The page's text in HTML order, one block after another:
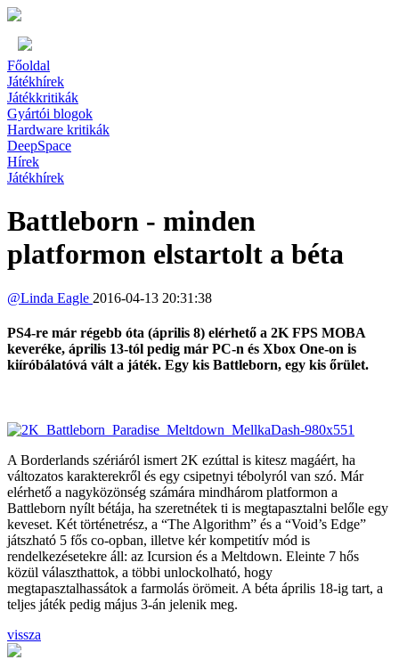
Főoldal
Játékhírek
Játékkritikák
Gyártói blogok
Hardware kritikák
DeepSpace
Hírek
Játékhírek
Battleborn - minden
platformon elstartolt a béta
@Linda Eagle 2016-04-13 20:31:38
PS4-re már régebb óta (április 8) elérhető a 2K FPS MOBA
keveréke, április 13-tól pedig már PC-n és Xbox One-on is
kiíróbálatóvá vált a játék. Egy kis Battleborn, egy kis őrület.
A Borderlands szériáról ismert 2K ezúttal is kitesz magáért, ha
változatos karakterekről és egy csipetnyi tébolyról van szó. Már
elérhető a nagyközönség számára mindhárom platformon a
Battleborn nyílt bétája, ha szeretnétek ti is megtapasztalni belőle egy
keveset. Két történetrész, a “The Algorithm” és a “Void’s Edge”
játszható 5 fős co-opban, illetve kér kompetitív mód is
rendelkezésetekre áll: az Icursion és a Meltdown. Eleinte 7 hős
közül választhattok, a többi unlockolható, hogy
megtapasztalhassátok a farmolás örömeit. A béta április 18-ig tart, a
teljes játék pedig május 3-án jelenik meg.
vissza